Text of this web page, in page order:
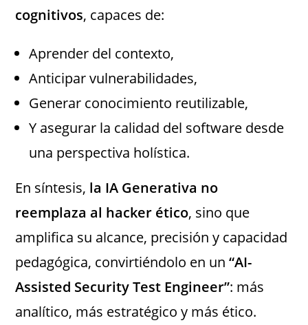
cognitivos, capaces de:
Aprender del contexto,
Anticipar vulnerabilidades,
Generar conocimiento reutilizable,
Y asegurar la calidad del software desde
una perspectiva holística.
En síntesis, la IA Generativa no
reemplaza al hacker ético, sino que
amplifica su alcance, precisión y capacidad
pedagógica, convirtiéndolo en un“AI-
Assisted Security Test Engineer”: más
analítico, más estratégico y más ético.